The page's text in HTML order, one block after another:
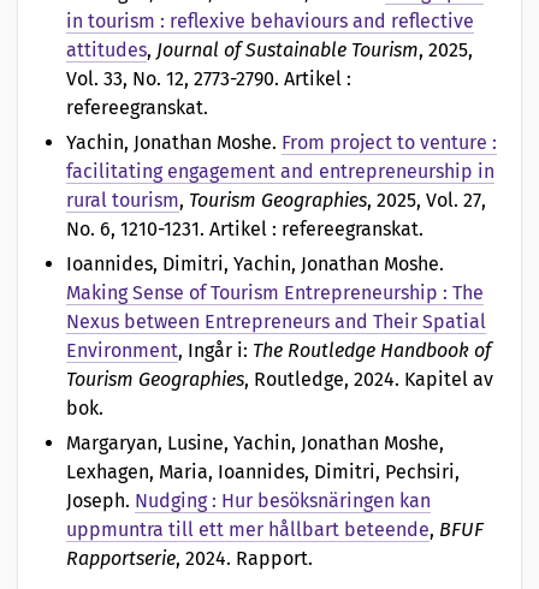
in tourism : reflexive behaviours and reflective
attitudes, Journal of Sustainable Tourism, 2025,
Vol. 33, No. 12, 2773-2790. Artikel :
refereegranskat.
Yachin, Jonathan Moshe. From project to venture :
facilitating engagement and entrepreneurship in
rural tourism, Tourism Geographies, 2025, Vol. 27,
No. 6, 1210-1231. Artikel : refereegranskat.
Ioannides, Dimitri, Yachin, Jonathan Moshe.
Making Sense of Tourism Entrepreneurship : The
Nexus between Entrepreneurs and Their Spatial
Environment, Ingår i: The Routledge Handbook of
Tourism Geographies, Routledge, 2024. Kapitel av
bok.
Margaryan, Lusine, Yachin, Jonathan Moshe,
Lexhagen, Maria, Ioannides, Dimitri, Pechsiri,
Joseph. Nudging : Hur besöksnäringen kan
uppmuntra till ett mer hållbart beteende, BFUF
Rapportserie, 2024. Rapport.